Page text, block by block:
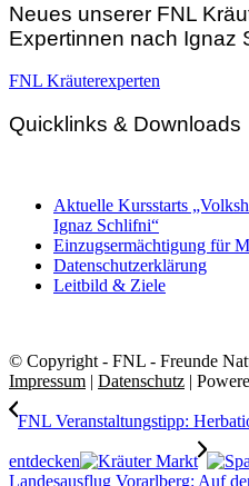
Neues unserer FNL
Expertinnen nach Ignaz
FNL Kräuterexperten
Quicklinks & Downloads
Aktuelle Kursstarts
Ignaz Schlifni“
Einzugsermächtigung für
Datenschutzerklärung
Leitbild & Ziele
© Copyright - FNL - Freunde
Impressum | Datenschutz |
FNL Veranstaltungstipp:
entdecken
Landesausflug Vorarlberg: Auf